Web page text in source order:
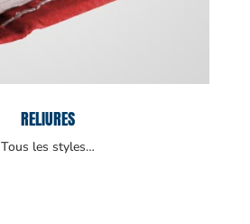
RELIURES
Tous les styles…